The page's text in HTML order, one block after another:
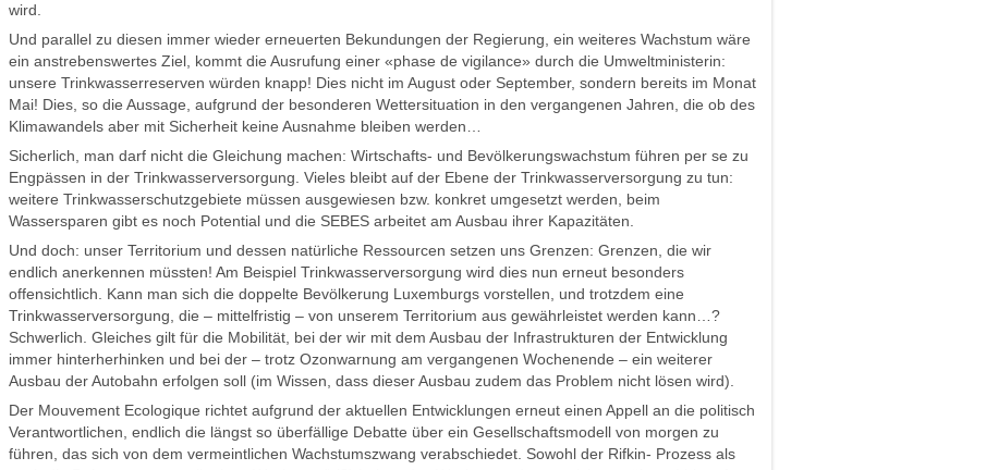
wird.
Und parallel zu diesen immer wieder erneuerten Bekundungen der Regierung, ein weiteres Wachstum wäre
ein anstrebenswertes Ziel, kommt die Ausrufung einer «phase de vigilance» durch die Umweltministerin:
unsere Trinkwasserreserven würden knapp! Dies nicht im August oder September, sondern bereits im Monat
Mai! Dies, so die Aussage, aufgrund der besonderen Wettersituation in den vergangenen Jahren, die ob des
Klimawandels aber mit Sicherheit keine Ausnahme bleiben werden…
Sicherlich, man darf nicht die Gleichung machen: Wirtschafts- und Bevölkerungswachstum führen per se zu
Engpässen in der Trinkwasserversorgung. Vieles bleibt auf der Ebene der Trinkwasserversorgung zu tun:
weitere Trinkwasserschutzgebiete müssen ausgewiesen bzw. konkret umgesetzt werden, beim
Wassersparen gibt es noch Potential und die SEBES arbeitet am Ausbau ihrer Kapazitäten.
Und doch: unser Territorium und dessen natürliche Ressourcen setzen uns Grenzen: Grenzen, die wir
endlich anerkennen müssten! Am Beispiel Trinkwasserversorgung wird dies nun erneut besonders
offensichtlich. Kann man sich die doppelte Bevölkerung Luxemburgs vorstellen, und trotzdem eine
Trinkwasserversorgung, die – mittelfristig – von unserem Territorium aus gewährleistet werden kann…?
Schwerlich. Gleiches gilt für die Mobilität, bei der wir mit dem Ausbau der Infrastrukturen der Entwicklung
immer hinterherhinken und bei der – trotz Ozonwarnung am vergangenen Wochenende – ein weiterer
Ausbau der Autobahn erfolgen soll (im Wissen, dass dieser Ausbau zudem das Problem nicht lösen wird).
Der Mouvement Ecologique richtet aufgrund der aktuellen Entwicklungen erneut einen Appell an die politisch
Verantwortlichen, endlich die längst so überfällige Debatte über ein Gesellschaftsmodell von morgen zu
führen, das sich von dem vermeintlichen Wachstumszwang verabschiedet. Sowohl der Rifkin- Prozess als